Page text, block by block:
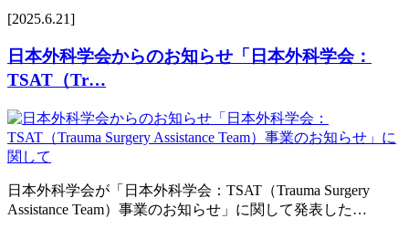
[2025.6.21]
日本外科学会からのお知らせ「日本外科学会：
TSAT（Tr…
日本外科学会が「日本外科学会：TSAT（Trauma Surgery
Assistance Team）事業のお知らせ」に関して発表した…